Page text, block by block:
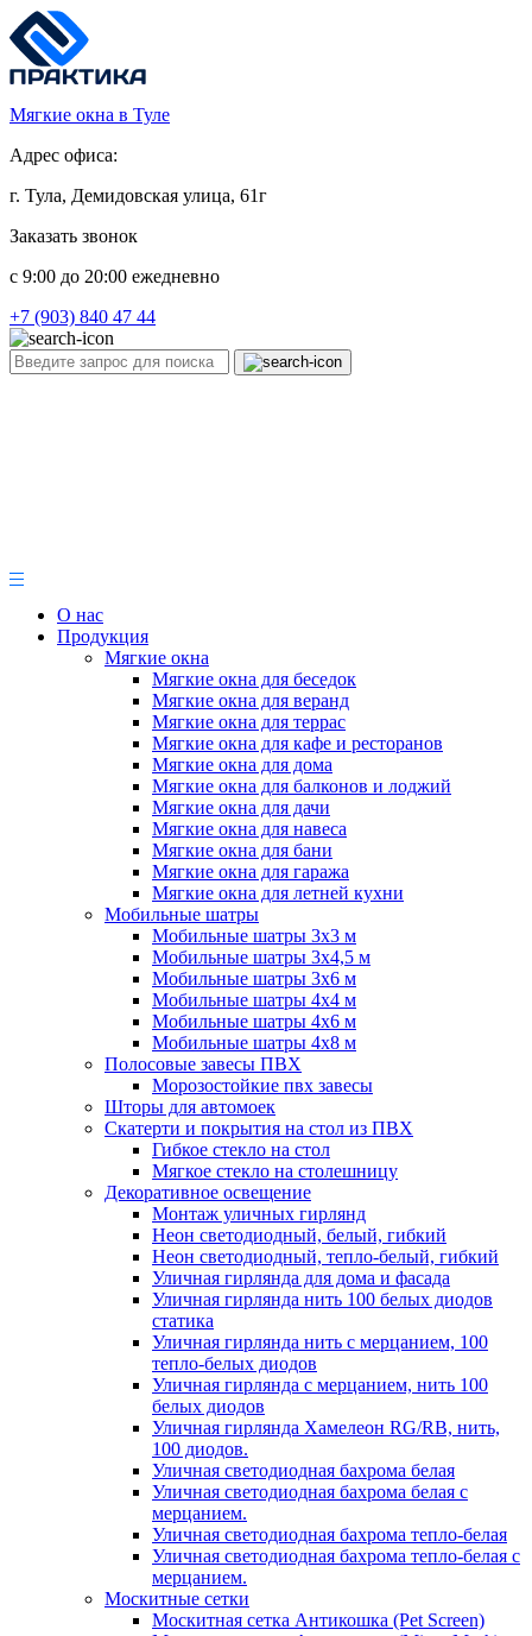
Мягкие окна в Туле
Адрес офиса:
г. Тула, Демидовская улица, 61г
Заказать звонок
c 9:00 до 20:00 ежедневно
+7 (903) 840 47 44
О нас
Продукция
Мягкие окна
Мягкие окна для беседок
Мягкие окна для веранд
Мягкие окна для террас
Мягкие окна для кафе и ресторанов
Мягкие окна для дома
Мягкие окна для балконов и лоджий
Мягкие окна для дачи
Мягкие окна для навеса
Мягкие окна для бани
Мягкие окна для гаража
Мягкие окна для летней кухни
Мобильные шатры
Мобильные шатры 3х3 м
Мобильные шатры 3х4,5 м
Мобильные шатры 3х6 м
Мобильные шатры 4х4 м
Мобильные шатры 4х6 м
Мобильные шатры 4х8 м
Полосовые завесы ПВХ
Морозостойкие пвх завесы
Шторы для автомоек
Скатерти и покрытия на стол из ПВХ
Гибкое стекло на стол
Мягкое стекло на столешницу
Декоративное освещение
Монтаж уличных гирлянд
Неон светодиодный, белый, гибкий
Неон светодиодный, тепло-белый, гибкий
Уличная гирлянда для дома и фасада
Уличная гирлянда нить 100 белых диодов
статика
Уличная гирлянда нить с мерцанием, 100
тепло-белых диодов
Уличная гирлянда с мерцанием, нить 100
белых диодов
Уличная гирлянда Хамелеон RG/RB, нить,
100 диодов.
Уличная светодиодная бахрома белая
Уличная светодиодная бахрома белая с
мерцанием.
Уличная светодиодная бахрома тепло-белая
Уличная светодиодная бахрома тепло-белая с
мерцанием.
Москитные сетки
Москитная сетка Антикошка (Pet Screen)